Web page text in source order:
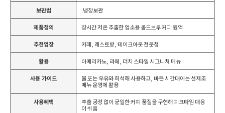
보관법 .냉장보관
제품정의 장시간 저온 추출한 업소용 콜드브루 커피 원액
추천업장 카페, 레스토랑, 테이크아웃 전문점
활용 아메리카노, 라떼, 더치 스타일 시그니처 메뉴
사용 가이드
물 또는 우유와 희석해 사용하고, 바쁜 시간대에는 선제조
메뉴 운영에 활용
사용혜택
추출 공정 없이 균일한 커피 품질을 구현해 피크타임 대응
이 쉬움